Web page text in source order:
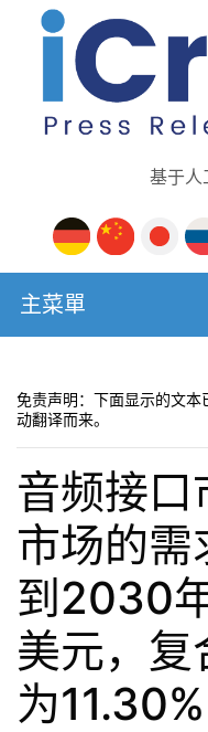
基于人
主菜單
免责声明：下面显示的文
动翻译而来。
音频接口
市场的需
到2030
美元，复
为11.30%